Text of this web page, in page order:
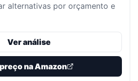
alternativas por orçamento e
Ver análise
na Amazon